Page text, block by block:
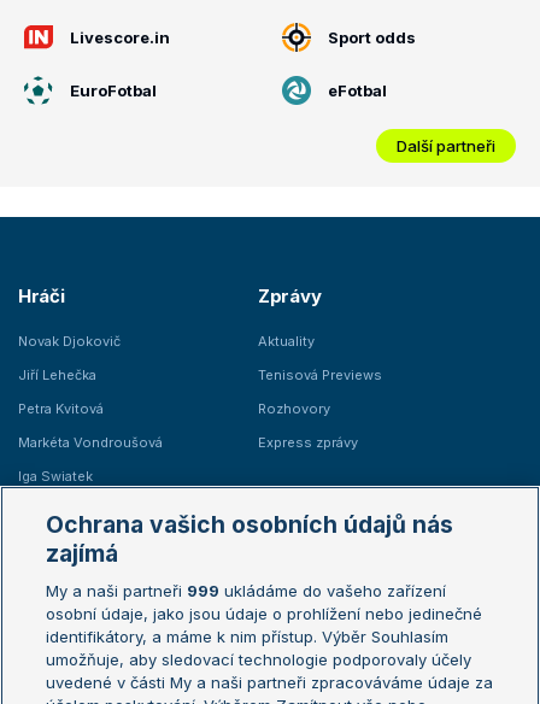
Livescore.in Sport odds
EuroFotbal eFotbal
Další partneři
Hráči
Novak Djokovič
Jiří Lehečka
Petra Kvitová
Markéta Vondroušová
Iga Swiatek
Zprávy
Aktuality
Tenisová Previews
Rozhovory
Express zprávy
Žebříčky
Žebříček ATP (muži)
Žebříček WTA (ženy)
Sázkařský žebříček
Australian Open
French Open
Wimbledon
US Open
Ochrana vašich osobních údajů nás
zajímá
My a naši partneři 999 ukládáme do vašeho zařízení
osobní údaje, jako jsou údaje o prohlížení nebo jedinečné
identifikátory, a máme k nim přístup. Výběr Souhlasím
umožňuje, aby sledovací technologie podporovaly účely
uvedené v části My a naši partneři zpracováváme údaje za